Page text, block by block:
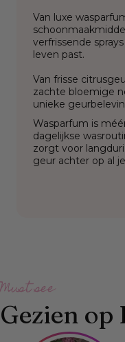
Van luxe
verfrissende
leven past.
Van frisse
zachte bloemige
unieke
Wasparfum is
dagelijkse
zorgt voor
geur achter op al
Must see
Gezien